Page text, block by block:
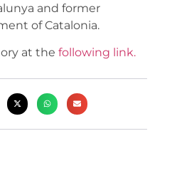
and former
of Catalonia.
at the following link.